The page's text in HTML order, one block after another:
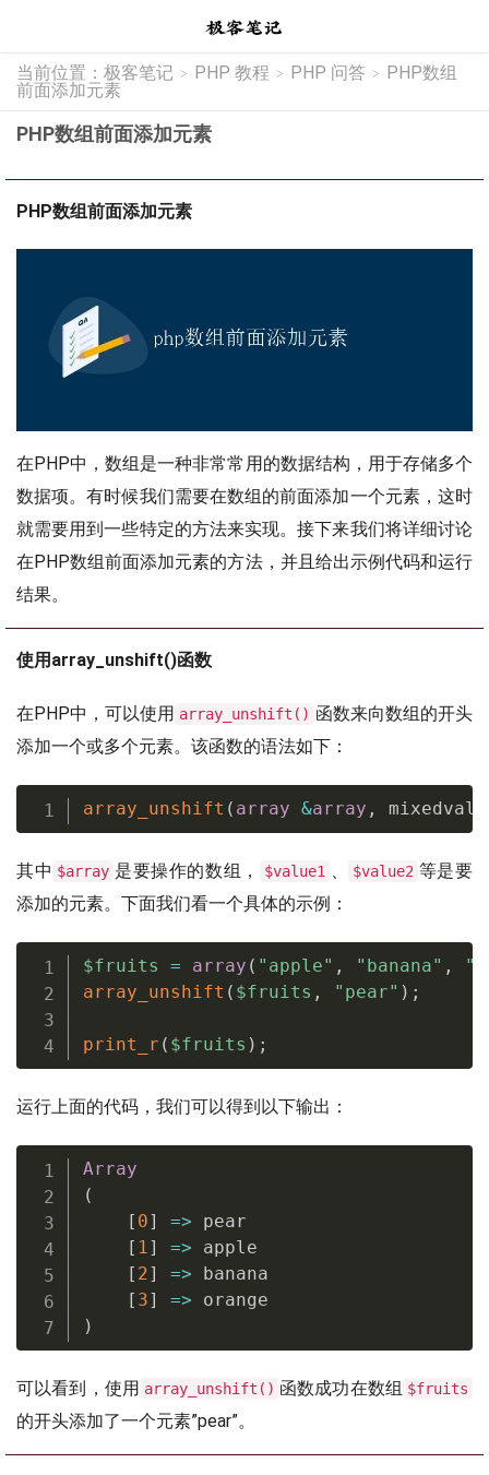
当前位置： 极客笔记 > PHP 教程 > PHP 问答 > PHP数组
前面添加元素
PHP数组前面添加元素
PHP数组前面添加元素
在PHP中，数组是一种非常常用的数据结构，用于存储多个
数据项。有时候我们需要在数组的前面添加一个元素，这时
就需要用到一些特定的方法来实现。接下来我们将详细讨论
在PHP数组前面添加元素的方法，并且给出示例代码和运行
结果。
使用array_unshift()函数
在PHP中，可以使用 array_unshift() 函数来向数组的开头
添加一个或多个元素。该函数的语法如下：
array_unshift ( array &array ,
其中 $array 是要操作的数组， $value1 、 $value2 等是要
添加的元素。下面我们看一个具体的示例：
$fruits = array ( "apple" , "banana" ,
array_unshift ( $fruits , "pear" ) ;
print_r ( $fruits ) ;
运行上面的代码，我们可以得到以下输出：
Array
(
[ 0] => pear
[ 1] => apple
[ 2] => banana
[ 3] =>
)
可以看到，使用 array_unshift() 函数成功在数组 $fruits
的开头添加了一个元素”pear”。